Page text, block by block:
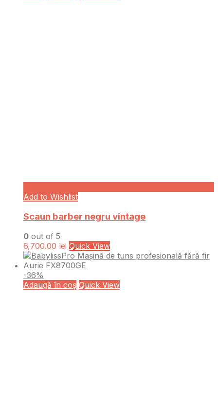
Add to Wishlist
Scaun barber negru vintage
0 out of 5
6,700.00 lei Quick View
-36%
Adaugă în coș Quick View